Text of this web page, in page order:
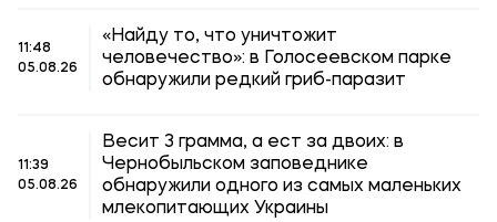
11:48
05.08.26
«Найду то, что уничтожит
человечество»: в Голосеевском парке
обнаружили редкий гриб-паразит
11:39
05.08.26
Весит 3 грамма, а ест за двоих: в
Чернобыльском заповеднике
обнаружили одного из самых маленьких
млекопитающих Украины